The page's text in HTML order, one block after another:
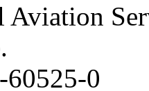
Aviation
0